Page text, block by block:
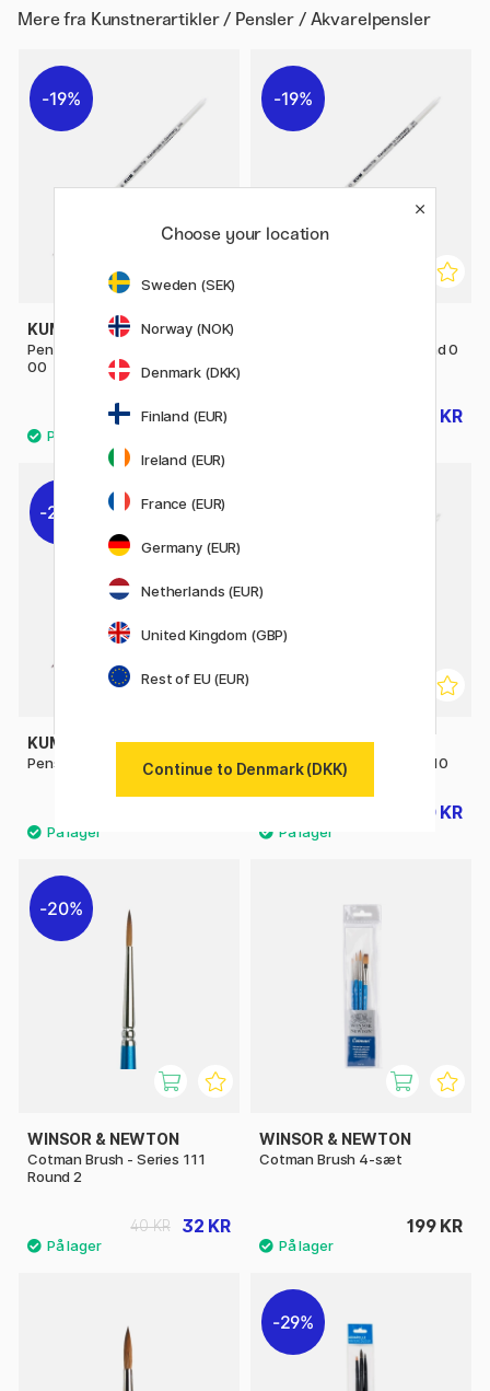
Mere fra Kunstnerartikler / Pensler / Akvarelpensler
19%
KUM
Pensel Memory Point Round
00
34 KR
42 KR
19%
Pensel Memory Point Round 0
34 KR
20%
KUM
Pensel Memory Point Round 1
KUM
Pensel Memory Point Flat 10
60 KR
20%
WINSOR & NEWTON
Cotman Brush - Series 111
Round 2
32 KR
40 KR
WINSOR & NEWTON
Cotman Brush 4-sæt
199 KR
29%
Choose your location
Sweden (SEK)
Norway (NOK)
Denmark (DKK)
Finland (EUR)
Ireland (EUR)
France (EUR)
Germany (EUR)
Netherlands (EUR)
United Kingdom (GBP)
Rest of EU (EUR)
Continue to Denmark (DKK)